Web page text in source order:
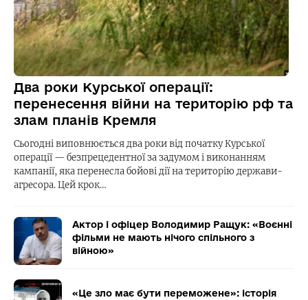
Два роки Курської операції:
перенесення війни на територію рф та
злам планів Кремля
Сьогодні виповнюється два роки від початку Курської
операції — безпрецедентної за задумом і виконанням
кампанії, яка перенесла бойові дії на територію держави-
агресора. Цей крок…
Актор і офіцер Володимир Ращук: «Воєнні
фільми не мають нічого спільного з
війною»
«Це зло має бути переможене»: історія